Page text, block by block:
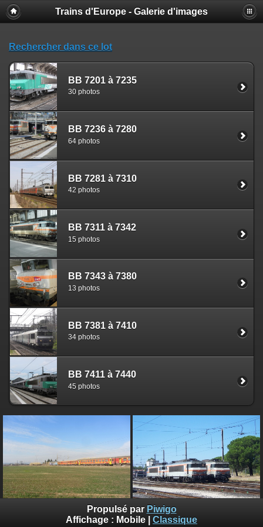
Trains d'Europe - Galerie d'images
Rechercher dans ce lot
BB 7201 à 7235
30 photos
BB 7236 à 7280
64 photos
BB 7281 à 7310
42 photos
BB 7311 à 7342
15 photos
BB 7343 à 7380
13 photos
BB 7381 à 7410
34 photos
BB 7411 à 7440
45 photos
Page des locomotives BB 7200
Propulsé par Piwigo
Affichage : Mobile Classique